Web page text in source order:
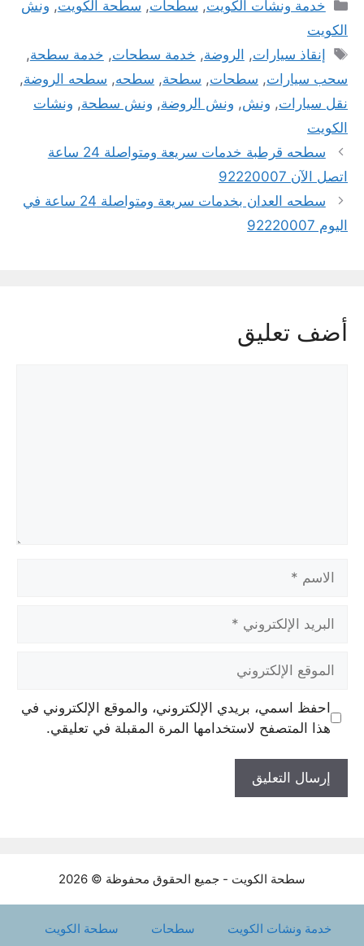
خدمة ونشات الكويت, سطحات, سطحة الكويت, ونش
الكويت
الوسوم
إنقاذ سيارات, الروضة, خدمة سطحات, خدمة سطحة,
سحب سيارات, سطحات, سطحة, سطحه, سطحه الروضة,
نقل سيارات, ونش, ونش الروضة, ونش سطحة, ونشات
الكويت
سطحه قرطبة خدمات سريعة ومتواصلة 24 ساعة
اتصل الآن 92220007
سطحه العدان بخدمات سريعة ومتواصلة 24 ساعة في
اليوم 92220007
أضف تعليق
الإلكتروني
الإلكتروني
احفظ اسمي، بريدي الإلكتروني، والموقع الإلكتروني في
هذا المتصفح لاستخدامها المرة المقبلة في تعليقي.
سطحة الكويت - جميع الحقوق محفوظة © 2026
خدمة ونشات الكويت سطحات سطحة الكويت